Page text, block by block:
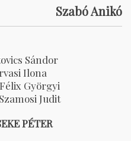
Szabó Anikó
Sándor
Ilona
Györgyi
Judit
PÉTER